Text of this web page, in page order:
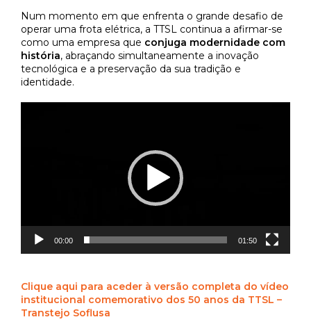
Num momento em que enfrenta o grande desafio de
operar uma frota elétrica, a TTSL continua a afirmar-se
como uma empresa que conjuga modernidade com
história, abraçando simultaneamente a inovação
tecnológica e a preservação da sua tradição e
identidade.
00:00 01:50
Clique aqui para aceder à versão completa do vídeo
institucional comemorativo dos 50 anos da TTSL –
Transtejo Soflusa